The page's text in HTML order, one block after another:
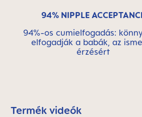
94% NIPPLE
94%-os cumielfogadás:
elfogadják a babák, az
érzésért
Termék videók